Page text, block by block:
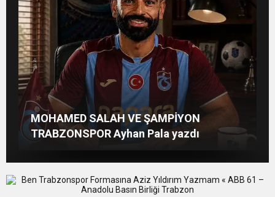
TS Divan Başkanlık Kurulunun Basın
Açıklaması
MOHAMED SALAH VE ŞAMPİYON
TRABZONSPOR Ayhan Pala yazdı
Afşin Heyetinden Kaymakam Muammer
Sarıdoğan’a Beşikdüzü’nde hayırlı olsun
Beşikdüzü’ne Yakışan Bir Park İstiyoruz
Kadir Uludüz Yazdı